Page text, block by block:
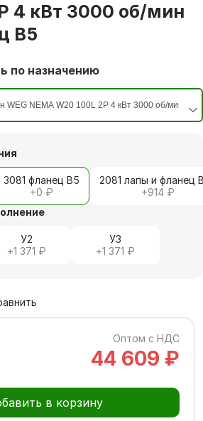
4 кВт 3000 об/мин
В5
по назначению
3081 фланец В5
+0 ₽
2081 лапы и фланец
+914 ₽
У2
+1 371 ₽
У3
+1 371 ₽
Оптом с НДС
44 609 ₽
в корзину